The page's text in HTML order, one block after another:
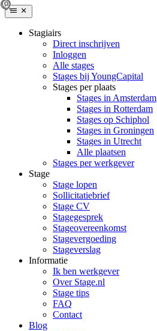
Stagiairs
Direct inschrijven
Inloggen
Alle stages
Stages bij YoungCapital
Stages per plaats
Stages in Amsterdam
Stages in Rotterdam
Stages op Schiphol
Stages in Groningen
Stages in Utrecht
Alle plaatsen
Stages per werkgever
Stage
Stage lopen
Sollicitatiebrief
Stage CV
Stagegesprek
Stageovereenkomst
Stagevergoeding
Stageverslag
Informatie
Ik ben werkgever
Over Stage.nl
Stage tips
FAQ
Contact
Blog